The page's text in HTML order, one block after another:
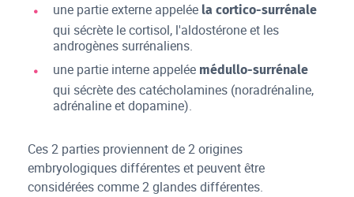
une partie externe appelée la cortico-surrénale
qui sécrète le cortisol, l'aldostérone et les
androgènes surrénaliens.
une partie interne appelée médullo-surrénale
qui sécrète des catécholamines (noradrénaline,
adrénaline et dopamine).
Ces 2 parties proviennent de 2 origines
embryologiques différentes et peuvent être
considérées comme 2 glandes différentes.